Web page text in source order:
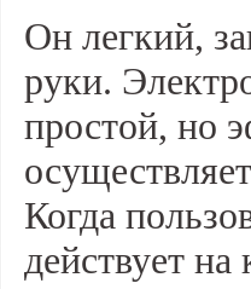
Он легкий,
руки.
простой, но
Когда
действует